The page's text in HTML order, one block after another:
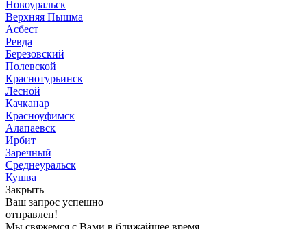
Новоуральск
Верхняя Пышма
Асбест
Ревда
Березовский
Полевской
Краснотурьинск
Лесной
Качканар
Красноуфимск
Алапаевск
Ирбит
Заречный
Среднеуральск
Кушва
Закрыть
Ваш запрос успешно
отправлен!
Мы свяжемся с Вами в ближайшее время.